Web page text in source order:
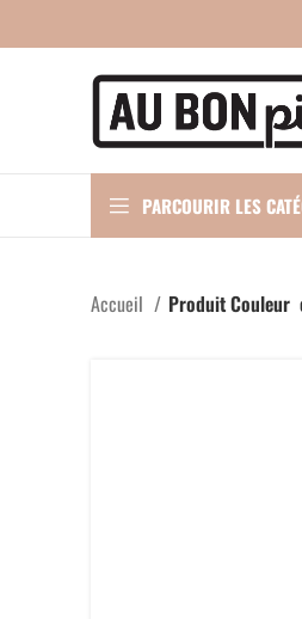
PARCOURIR LES
Accueil Produit Couleur